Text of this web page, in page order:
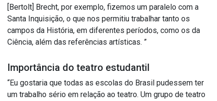
[Bertolt] Brecht, por exemplo, fizemos um paralelo com a
Santa Inquisição, o que nos permitiu trabalhar tanto os
campos da História, em diferentes períodos, como os da
Ciência, além das referências artísticas. ”
Importância do teatro estudantil
“Eu gostaria que todas as escolas do Brasil pudessem ter
um trabalho sério em relação ao teatro. Um grupo de teatro